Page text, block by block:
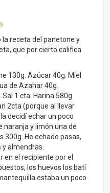
la receta del panetone y
que por cierto califica
130g. Azúcar 40g. Miel
de Azahar 40g.
1 cta. Harina 580g.
2cta (porque al llevar
decidí echar un poco
naranja y limón una de
300g. He echado pasas,
y almendras.
en el recipiente por el
los huevos los batí
estaba un poco